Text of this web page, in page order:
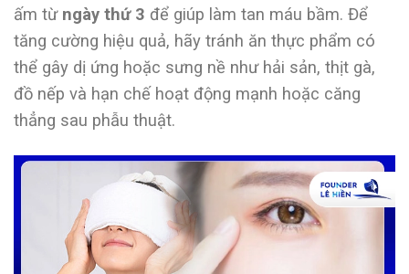
ấm từ ngày thứ 3 để giúp làm tan máu bầm. Để
tăng cường hiệu quả, hãy tránh ăn thực phẩm có
thể gây dị ứng hoặc sưng nề như hải sản, thịt gà,
đồ nếp và hạn chế hoạt động mạnh hoặc căng
thẳng sau phẫu thuật.